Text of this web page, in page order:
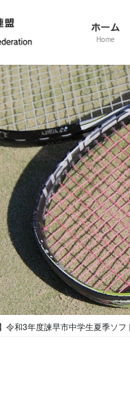
ホーム
Home
令和3年度諫早市中学生夏季ソ